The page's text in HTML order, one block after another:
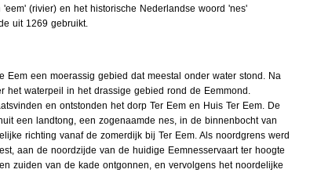
(rivier) en het historische Nederlandse woord 'nes'
uit 1269 gebruikt.
Eem een moerassig gebied dat meestal onder water stond. Na
het waterpeil in het drassige gebied rond de Eemmond.
en ontstonden het dorp Ter Eem en Huis Ter Eem. De
een landtong, een zogenaamde nes, in de binnenbocht van
richting vanaf de zomerdijk bij Ter Eem. Als noordgrens werd
aan de noordzijde van de huidige Eemnesservaart ter hoogte
zuiden van de kade ontgonnen, en vervolgens het noordelijke